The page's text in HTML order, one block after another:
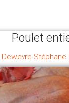
Poulet
Dewevre Stéphane